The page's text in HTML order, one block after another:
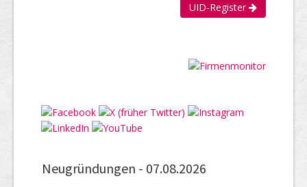
UID-Register
Neugründungen - 07.08.2026